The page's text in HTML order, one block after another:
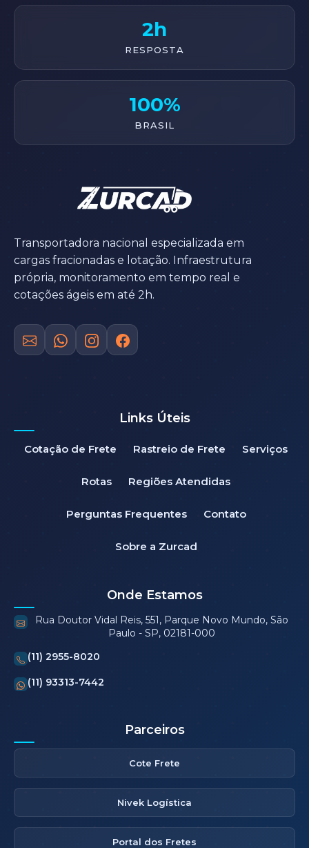
2h
RESPOSTA
100%
BRASIL
Transportadora nacional especializada em
cargas fracionadas e lotação. Infraestrutura
própria, monitoramento em tempo real e
cotações ágeis em até 2h.
Links Úteis
Cotação de Frete Rastreio de Frete Serviços
Rotas Regiões Atendidas
Perguntas Frequentes Contato
Sobre a Zurcad
Onde Estamos
Rua Doutor Vidal Reis, 551, Parque Novo Mundo, São
Paulo - SP, 02181-000
(11) 2955-8020
(11) 93313-7442
Parceiros
Cote Frete
Nivek Logística
Portal dos Fretes